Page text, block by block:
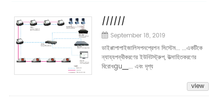
//////
September 18, 2019
ডাইপ্পাপাপাইজালিসপনপ্রেশন সিস্টেম... ...একটিকে
ন্যায্যপন্থীকরণের ইউনিটস্ট্রুপ, উত্সাহিতকরণের
বিরোধgu▁... এবং দৃশ্য
view